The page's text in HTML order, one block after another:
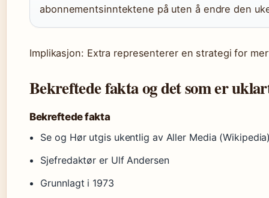
abonnementsinntektene på uten å endre den
Implikasjon: Extra representerer en strategi for
Bekreftede fakta og det som er
Bekreftede fakta
Se og Hør utgis ukentlig av Aller Media
Sjefredaktør er Ulf Andersen
Grunnlagt i 1973